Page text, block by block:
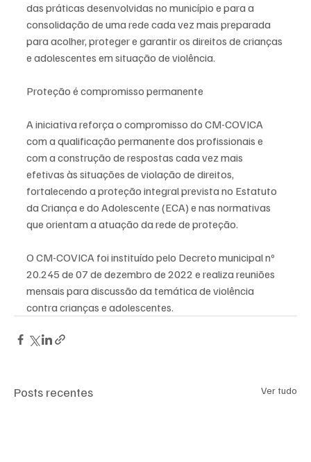
das práticas desenvolvidas no município e para a
consolidação de uma rede cada vez mais preparada
para acolher, proteger e garantir os direitos de crianças
e adolescentes em situação de violência.
Proteção é compromisso permanente
A iniciativa reforça o compromisso do CM-COVICA
com a qualificação permanente dos profissionais e
com a construção de respostas cada vez mais
efetivas às situações de violação de direitos,
fortalecendo a proteção integral prevista no Estatuto
da Criança e do Adolescente (ECA) e nas normativas
que orientam a atuação da rede de proteção.
O CM-COVICA foi instituído pelo Decreto municipal nº
20.245 de 07 de dezembro de 2022 e realiza reuniões
mensais para discussão da temática de violência
contra crianças e adolescentes.
Posts recentes Ver tudo